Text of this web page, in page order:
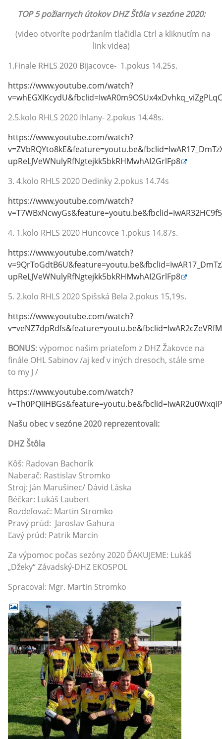
TOP 5 požiarnych útokov DHZ Štôla v sezóne 2020:
(video otvoríte podržaním tlačidla Ctrl a kliknutím na
link videa)
1.Finale RHLS 2020 Bijacovce- 1.pokus 14.25s.
https://www.youtube.com/watch?
2.5.kolo RHLS 2020 Ihlany- 2.pokus 14.48s.
https://www.youtube.com/watch?
upReLJVeWNulyRfNgtejkk5bkRHMwhAI2GrlFp8
3. 4.kolo RHLS 2020 Dedinky 2.pokus 14.74s
https://www.youtube.com/watch?
4. 1.kolo RHLS 2020 Huncovce 1.pokus 14.87s.
https://www.youtube.com/watch?
upReLJVeWNulyRfNgtejkk5bkRHMwhAI2GrlFp8
5. 2.kolo RHLS 2020 Spišská Bela 2.pokus 15,19s.
https://www.youtube.com/watch?
BONUS: výpomoc našim priateľom z DHZ Žakovce na
finále OHL Sabinov /aj keď v iných dresoch, stále sme
to my J /
https://www.youtube.com/watch?
Našu obec v sezóne 2020 reprezentovali:
DHZ Štôla
Kôš: Radovan Bachorík
Naberač: Rastislav Stromko
Stroj: Ján Marušinec/ Dávid Láska
Béčkar: Lukáš Laubert
Rozdeľovač: Martin Stromko
Pravý prúd: Jaroslav Gahura
Ľavý prúd: Patrik Marcin
Za výpomoc počas sezóny 2020 ĎAKUJEME: Lukáš
„Džeky“ Závadský-DHZ EKOSPOL
Spracoval: Mgr. Martin Stromko